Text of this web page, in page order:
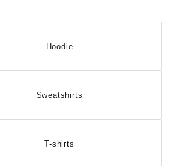
Hoodie
Sweatshirts
T-shirts